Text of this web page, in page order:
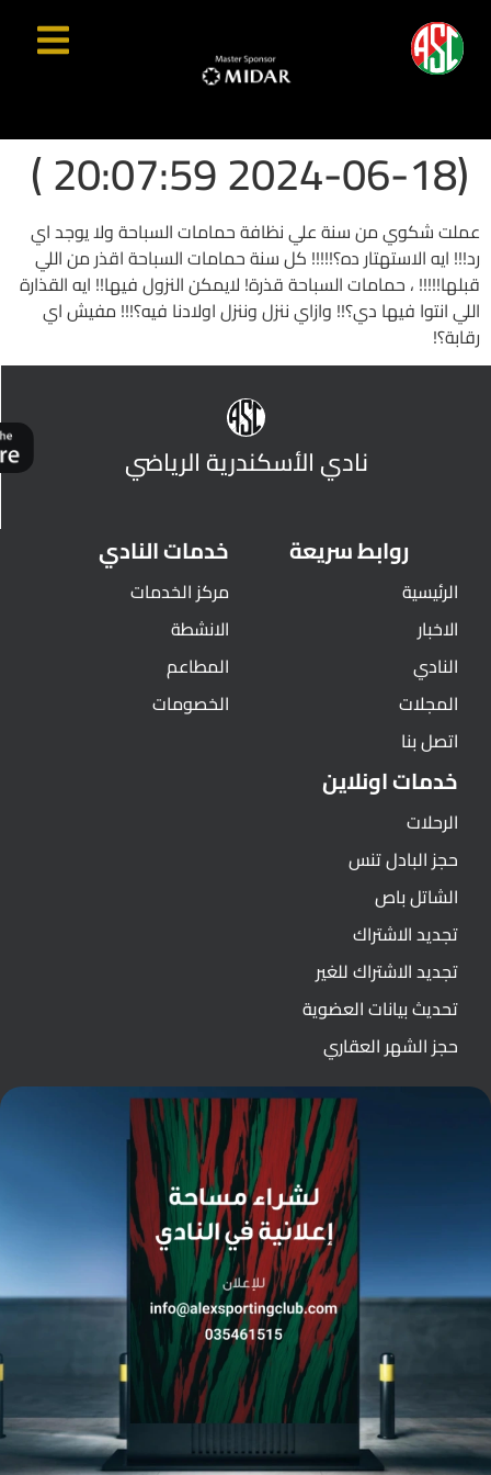
(2024-06-18 20:07:59 )
عملت شكوي من سنة علي نظافة حمامات السباحة ولا يوجد اي
رد!!! ايه الاستهتار ده؟!!!!! كل سنة حمامات السباحة اقذر من اللي
قبلها!!!!! ، حمامات السباحة قذرة! لايمكن النزول فيها!! ايه القذارة
اللي انتوا فيها دي؟!! وازاي ننزل وننزل اولادنا فيه؟!!! مفيش اي
رقابة؟!
نادي الأسكندرية الرياضي
روابط سريعة
الرئيسية
الاخبار
النادي
المجلات
اتصل بنا
خدمات النادي
مركز الخدمات
الانشطة
المطاعم
الخصومات
خدمات اونلاين
الرحلات
حجز البادل تنس
الشاتل باص
تجديد الاشتراك
تجديد الاشتراك للغير
تحديث بيانات العضوية
حجز الشهر العقاري